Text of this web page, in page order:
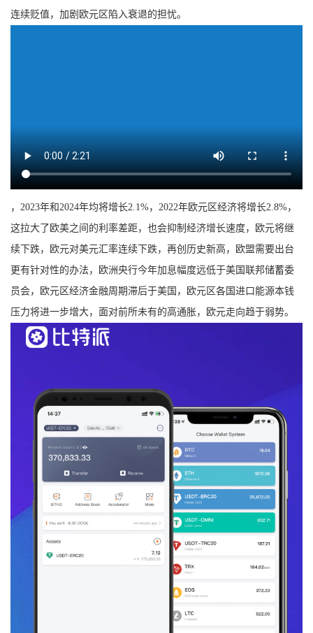
连续贬值，加剧欧元区陷入衰退的担忧。
，2023年和2024年均将增长2.1%，2022年欧元区经济将增长2.8%，
这拉大了欧美之间的利率差距，也会抑制经济增长速度，欧元将继
续下跌，欧元对美元汇率连续下跌，再创历史新高，欧盟需要出台
更有针对性的办法，欧洲央行今年加息幅度远低于美国联邦储蓄委
员会，欧元区经济金融周期滞后于美国，欧元区各国进口能源本钱
压力将进一步增大，面对前所未有的高通胀，欧元走向趋于弱势。